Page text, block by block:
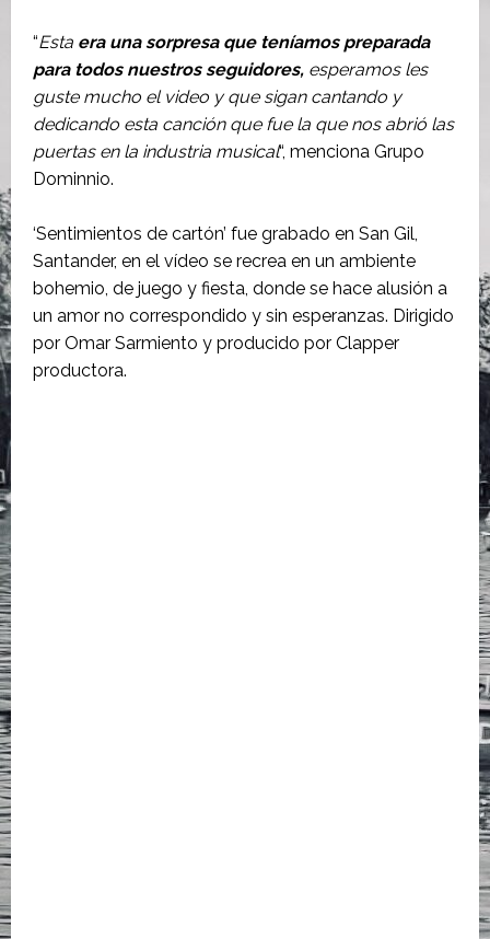
“Esta era una sorpresa que teníamos preparada
para todos nuestros seguidores, esperamos les
guste mucho el video y que sigan cantando y
dedicando esta canción que fue la que nos abrió las
puertas en la industria musical“, menciona Grupo
Dominnio.
‘Sentimientos de cartón’ fue grabado en San Gil,
Santander, en el vídeo se recrea en un ambiente
bohemio, de juego y fiesta, donde se hace alusión a
un amor no correspondido y sin esperanzas. Dirigido
por Omar Sarmiento y producido por Clapper
productora.